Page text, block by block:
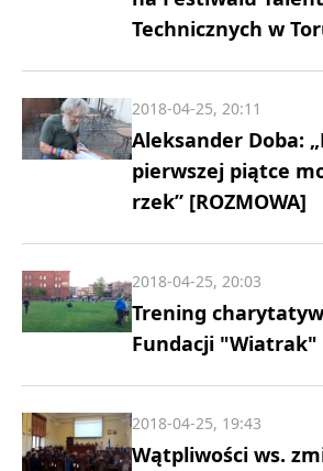
Technicznych w
Aleksander Doba:
pierwszej piątce
rzek” [ROZMOWA]
2018-04-25, 20:11
Trening
Fundacji "Wiatrak"
2018-04-25, 20:03
Wątpliwości ws.
2018-04-25, 19:43